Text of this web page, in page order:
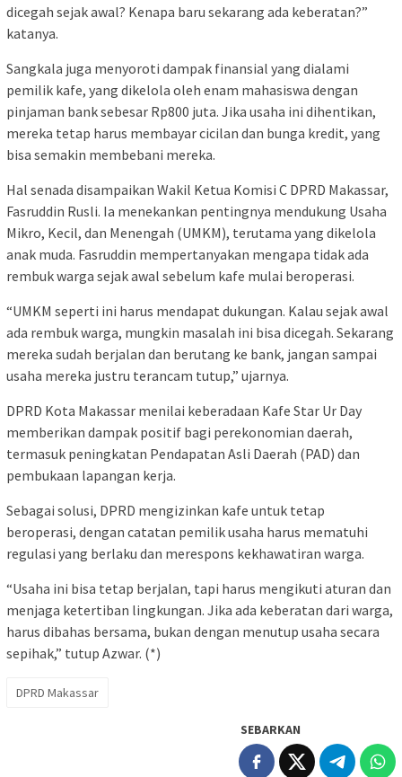
dicegah sejak awal? Kenapa baru sekarang ada keberatan?”
katanya.
Sangkala juga menyoroti dampak finansial yang dialami
pemilik kafe, yang dikelola oleh enam mahasiswa dengan
pinjaman bank sebesar Rp800 juta. Jika usaha ini dihentikan,
mereka tetap harus membayar cicilan dan bunga kredit, yang
bisa semakin membebani mereka.
Hal senada disampaikan Wakil Ketua Komisi C DPRD Makassar,
Fasruddin Rusli. Ia menekankan pentingnya mendukung Usaha
Mikro, Kecil, dan Menengah (UMKM), terutama yang dikelola
anak muda. Fasruddin mempertanyakan mengapa tidak ada
rembuk warga sejak awal sebelum kafe mulai beroperasi.
“UMKM seperti ini harus mendapat dukungan. Kalau sejak awal
ada rembuk warga, mungkin masalah ini bisa dicegah. Sekarang
mereka sudah berjalan dan berutang ke bank, jangan sampai
usaha mereka justru terancam tutup,” ujarnya.
DPRD Kota Makassar menilai keberadaan Kafe Star Ur Day
memberikan dampak positif bagi perekonomian daerah,
termasuk peningkatan Pendapatan Asli Daerah (PAD) dan
pembukaan lapangan kerja.
Sebagai solusi, DPRD mengizinkan kafe untuk tetap
beroperasi, dengan catatan pemilik usaha harus mematuhi
regulasi yang berlaku dan merespons kekhawatiran warga.
“Usaha ini bisa tetap berjalan, tapi harus mengikuti aturan dan
menjaga ketertiban lingkungan. Jika ada keberatan dari warga,
harus dibahas bersama, bukan dengan menutup usaha secara
sepihak,” tutup Azwar. (*)
DPRD Makassar
SEBARKAN